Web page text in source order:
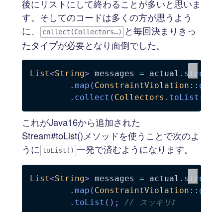
後にリストにして終わることが多いと思いま
す。そしてのコードは多くの方が思うよう
に、
collect(Collectors…)
と毎回決まりきっ
たタイプが必要となり面倒でした。
List<String> messages = actual . stream
. map ( ConstraintViolation ::
. collect ( Collectors . toList (
これがJava16から追加された
Stream#toList()メソッドを使うことで次のよ
うに toList() 一発で済むようになります。
List<String> messages = actual . stream
. map ( ConstraintViolation ::
. toList ( ) ; // スッキリ♪